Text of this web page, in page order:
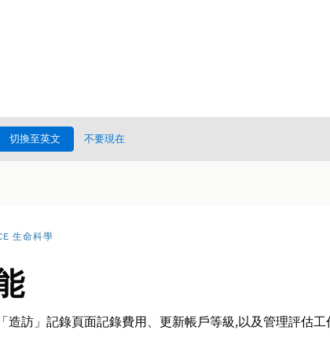
切換至英文 不要現在
生命科學
訪」記錄頁面記錄費用、更新帳戶等級,以及管理評估工